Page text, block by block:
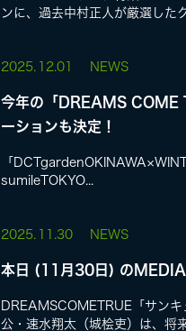
ンに、過去中村正人が厳選した
2025. 12.01 NEWS
今年の「DREAMS
ーションも決定！
「
sumileTOKYO...
2025. 11.30 NEWS
本日 (11月30日) のMEDIA
DREAMSCOMETRUE「サン
公・速水翔太（城桧吏）は、将